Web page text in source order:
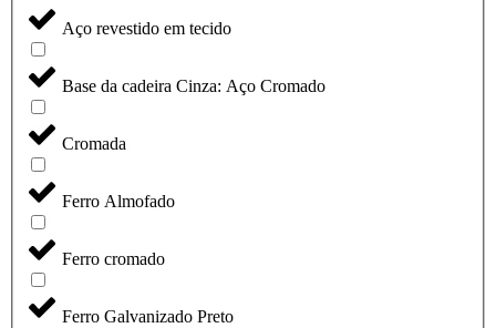
Aço revestido em tecido
Base da cadeira Cinza: Aço Cromado
Cromada
Ferro Almofado
Ferro cromado
Ferro Galvanizado Preto